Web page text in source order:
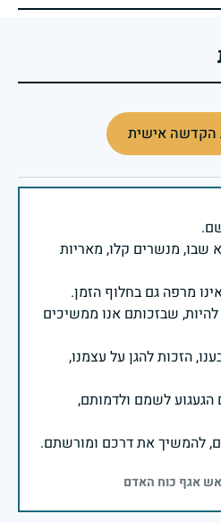
הקדשה אישית
שבו, מנשרים קלו, מאריות
שבזכותם אנו ממשיכים
הזכות להגן על עצמנו,
לשמם ולדמותם,
להמשיך את דרכם ומורשתם.
אגף כוח האדם